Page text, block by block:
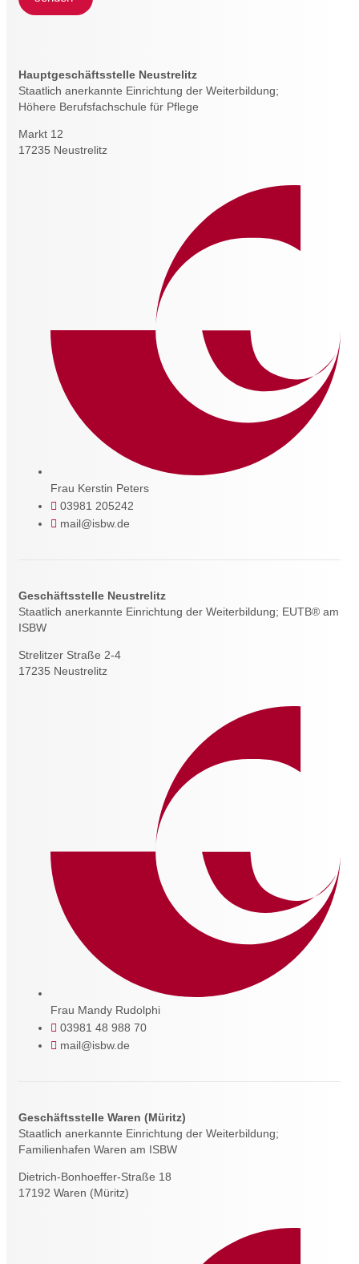
Hauptgeschäftsstelle Neustrelitz
Staatlich anerkannte Einrichtung der Weiterbildung;
Höhere Berufsfachschule für Pflege
Markt 12
17235 Neustrelitz
Frau Kerstin Peters
03981 205242
mail@isbw.de
Geschäftsstelle Neustrelitz
Staatlich anerkannte Einrichtung der Weiterbildung; EUTB® am
ISBW
Strelitzer Straße 2-4
17235 Neustrelitz
Frau Mandy Rudolphi
03981 48 988 70
mail@isbw.de
Geschäftsstelle Waren (Müritz)
Staatlich anerkannte Einrichtung der Weiterbildung;
Familienhafen Waren am ISBW
Dietrich-Bonhoeffer-Straße 18
17192 Waren (Müritz)